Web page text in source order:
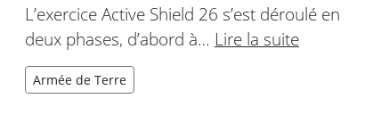
L’exercice Active Shield 26 s’est déroulé en
deux phases, d’abord à… Lire la suite
Armée de Terre